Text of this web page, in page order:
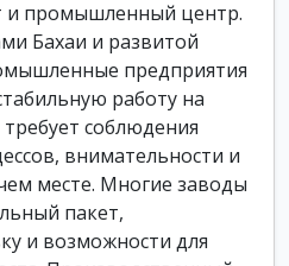
и промышленный центр.
Бахаи и развитой
предприятия
работу на
соблюдения
внимательности и
месте. Многие заводы
пакет,
и возможности для